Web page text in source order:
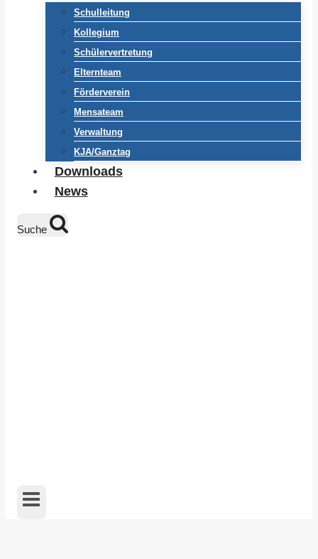
Schulleitung
Kollegium
Schülervertretung
Elternteam
Förderverein
Mensateam
Verwaltung
KJA/Ganztag
Downloads
News
Suche